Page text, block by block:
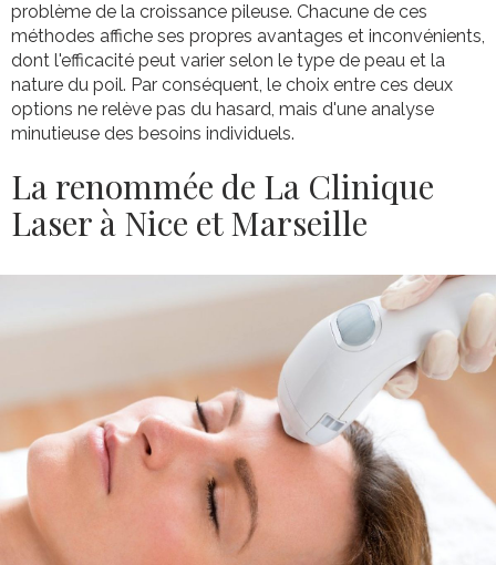
problème de la croissance pileuse. Chacune de ces
méthodes affiche ses propres avantages et inconvénients,
dont l'efficacité peut varier selon le type de peau et la
nature du poil. Par conséquent, le choix entre ces deux
options ne relève pas du hasard, mais d'une analyse
minutieuse des besoins individuels.
La renommée de La Clinique
Laser à Nice et Marseille